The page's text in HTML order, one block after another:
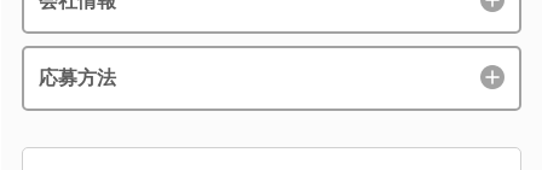
応募方法